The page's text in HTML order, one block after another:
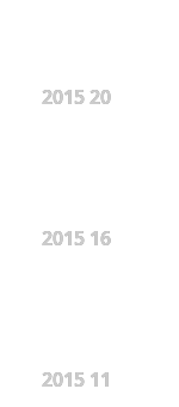
2015 20
2015 16
2015 11